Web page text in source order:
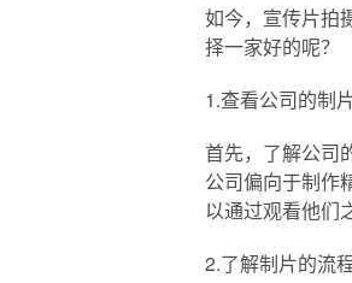
如今，宣传片拍
择一家好的呢？
1.查看公司的制
首先，了解公司
公司偏向于制作
以通过观看他们
2.了解制片的流